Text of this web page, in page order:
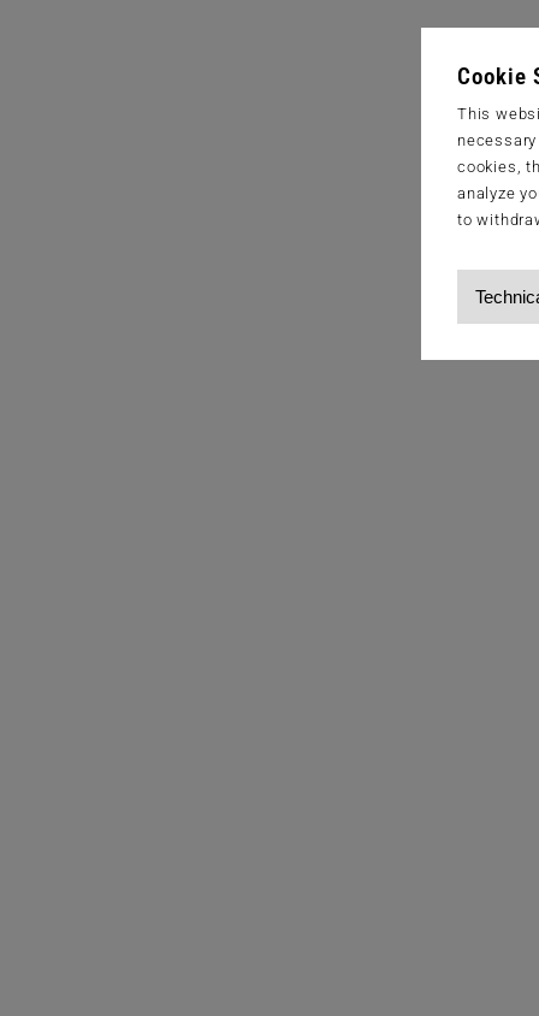
Cookie
This
cookies,
analyze
to